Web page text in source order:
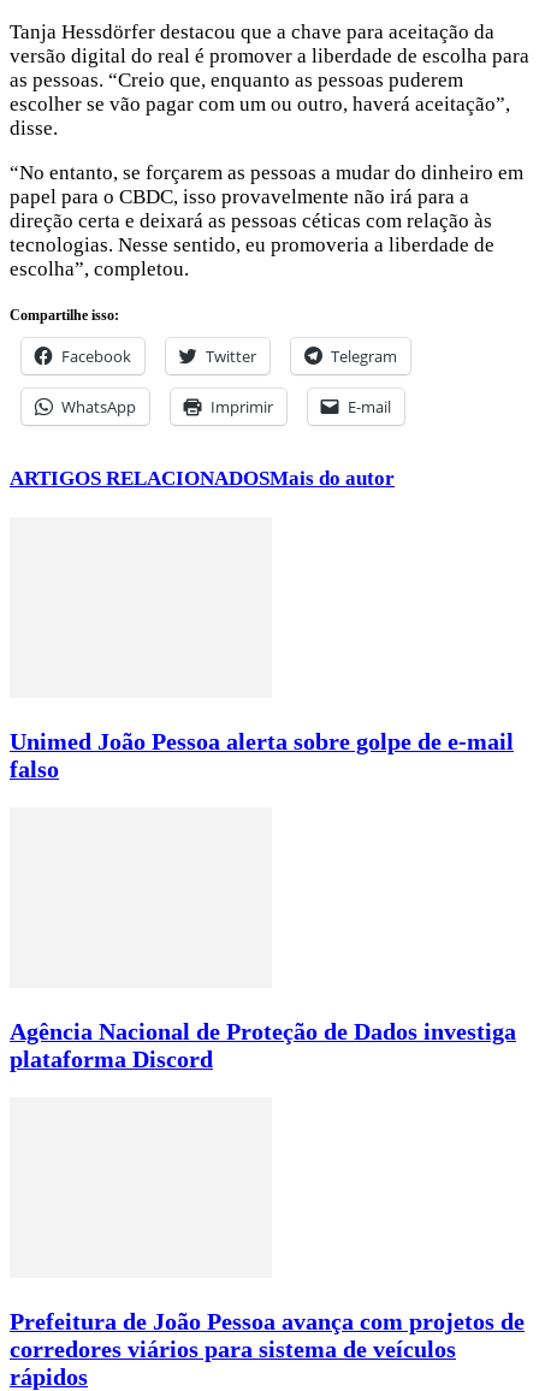
Tanja Hessdörfer destacou que a chave para aceitação da
versão digital do real é promover a liberdade de escolha para
as pessoas. “Creio que, enquanto as pessoas puderem
escolher se vão pagar com um ou outro, haverá aceitação”,
disse.
“No entanto, se forçarem as pessoas a mudar do dinheiro em
papel para o CBDC, isso provavelmente não irá para a
direção certa e deixará as pessoas céticas com relação às
tecnologias. Nesse sentido, eu promoveria a liberdade de
escolha”, completou.
Compartilhe isso:
Facebook Twitter Telegram
WhatsApp Imprimir E-mail
ARTIGOS RELACIONADOSMais do autor
Unimed João Pessoa alerta sobre golpe de e-mail
falso
Agência Nacional de Proteção de Dados investiga
plataforma Discord
Prefeitura de João Pessoa avança com projetos de
corredores viários para sistema de veículos
rápidos